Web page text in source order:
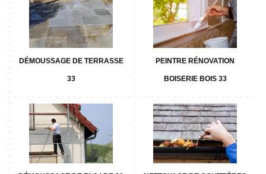
DÉMOUSSAGE DE TERRASSE
33
PEINTRE RÉNOVATION
BOISERIE BOIS 33